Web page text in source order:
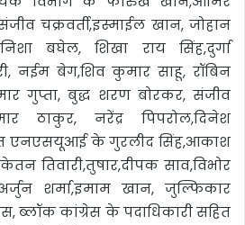
चक्रवर्ती,इस्माईल खान, जोहान
बघेल, शिखा राय सिंह,दुर्गा
नईम बेग,शिव कुमार साहू, रॉबिन
गुप्ता, बुद्ध शरण बोरकर, संजीव
ठाकुर, नरेंद्र पिपरोल,दिनेश
एनएसयूआई के गुरलीद सिंह,आकाश
तिवारी,तुषार,दीपक साव,विभोर
शर्मा,इमाम खान, जुल्फिकार
ब्लॉक कांग्रेस के पदाधिकारी सहित